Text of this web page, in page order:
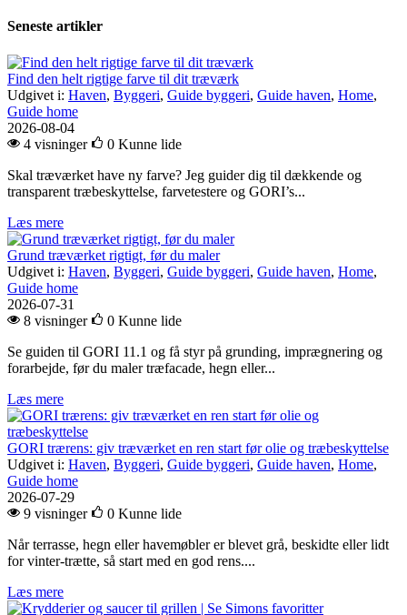
Seneste artikler
Find den helt rigtige farve til dit træværk
Udgivet i: Haven, Byggeri, Guide byggeri, Guide haven, Home,
Guide home
2026-08-04
4 visninger
0 Kunne lide
Skal træværket have ny farve? Jeg guider dig til dækkende og
transparent træbeskyttelse, farvetestere og GORI’s...
Læs mere
Grund træværket rigtigt, før du maler
Udgivet i: Haven, Byggeri, Guide byggeri, Guide haven, Home,
Guide home
2026-07-31
8 visninger
0 Kunne lide
Se guiden til GORI 11.1 og få styr på grunding, imprægnering og
forarbejde, før du maler træfacade, hegn eller...
Læs mere
GORI trærens: giv træværket en ren start før olie og træbeskyttelse
Udgivet i: Haven, Byggeri, Guide byggeri, Guide haven, Home,
Guide home
2026-07-29
9 visninger
0 Kunne lide
Når terrasse, hegn eller havemøbler er blevet grå, beskidte eller lidt
for vinter-trætte, så start med en god rens....
Læs mere